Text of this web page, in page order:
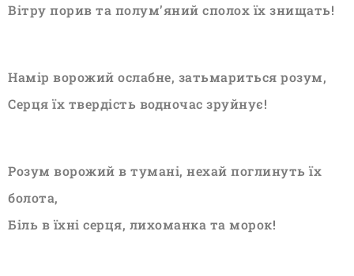
Вітру порив та полум’яний сполох їх знищать!
Намір ворожий ослабне, затьмариться розум,
Серця їх твердість водночас зруйнує!
Розум ворожий в тумані, нехай поглинуть їх
болота,
Біль в їхні серця, лихоманка та морок!